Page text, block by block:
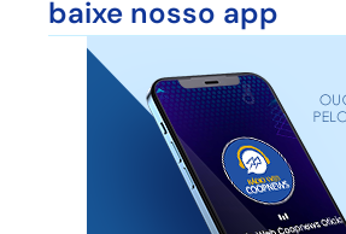
baixe nosso app